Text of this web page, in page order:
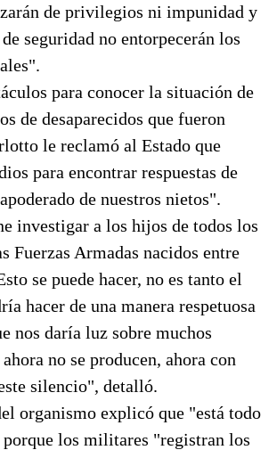
de privilegios ni impunidad y
seguridad no entorpecerán los
para conocer la situación de
de desaparecidos que fueron
le reclamó al Estado que
para encontrar respuestas de
de nuestros nietos".
investigar a los hijos de todos los
Fuerzas Armadas nacidos entre
se puede hacer, no es tanto el
hacer de una manera respetuosa
nos daría luz sobre muchos
no se producen, ahora con
silencio", detalló.
organismo explicó que "está todo
los militares "registran los